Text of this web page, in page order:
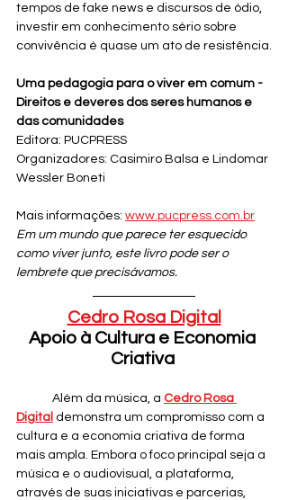
tempos de fake news e discursos de ódio,
investir em conhecimento sério sobre
convivência é quase um ato de resistência.
Uma pedagogia para o viver em comum -
Direitos e deveres dos seres humanos e
das comunidades
Editora: PUCPRESS
Organizadores: Casimiro Balsa e Lindomar
Wessler Boneti
Mais informações: www.pucpress.com.br
Em um mundo que parece ter esquecido
como viver junto, este livro pode ser o
lembrete que precisávamos.
Cedro Rosa Digital
Apoio à Cultura e Economia
Criativa
	Além da música, a
Cedro Rosa
Digital demonstra um compromisso com a
cultura e a economia criativa de forma
mais ampla. Embora o foco principal seja a
música e o audiovisual, a plataforma,
através de suas iniciativas e parcerias,